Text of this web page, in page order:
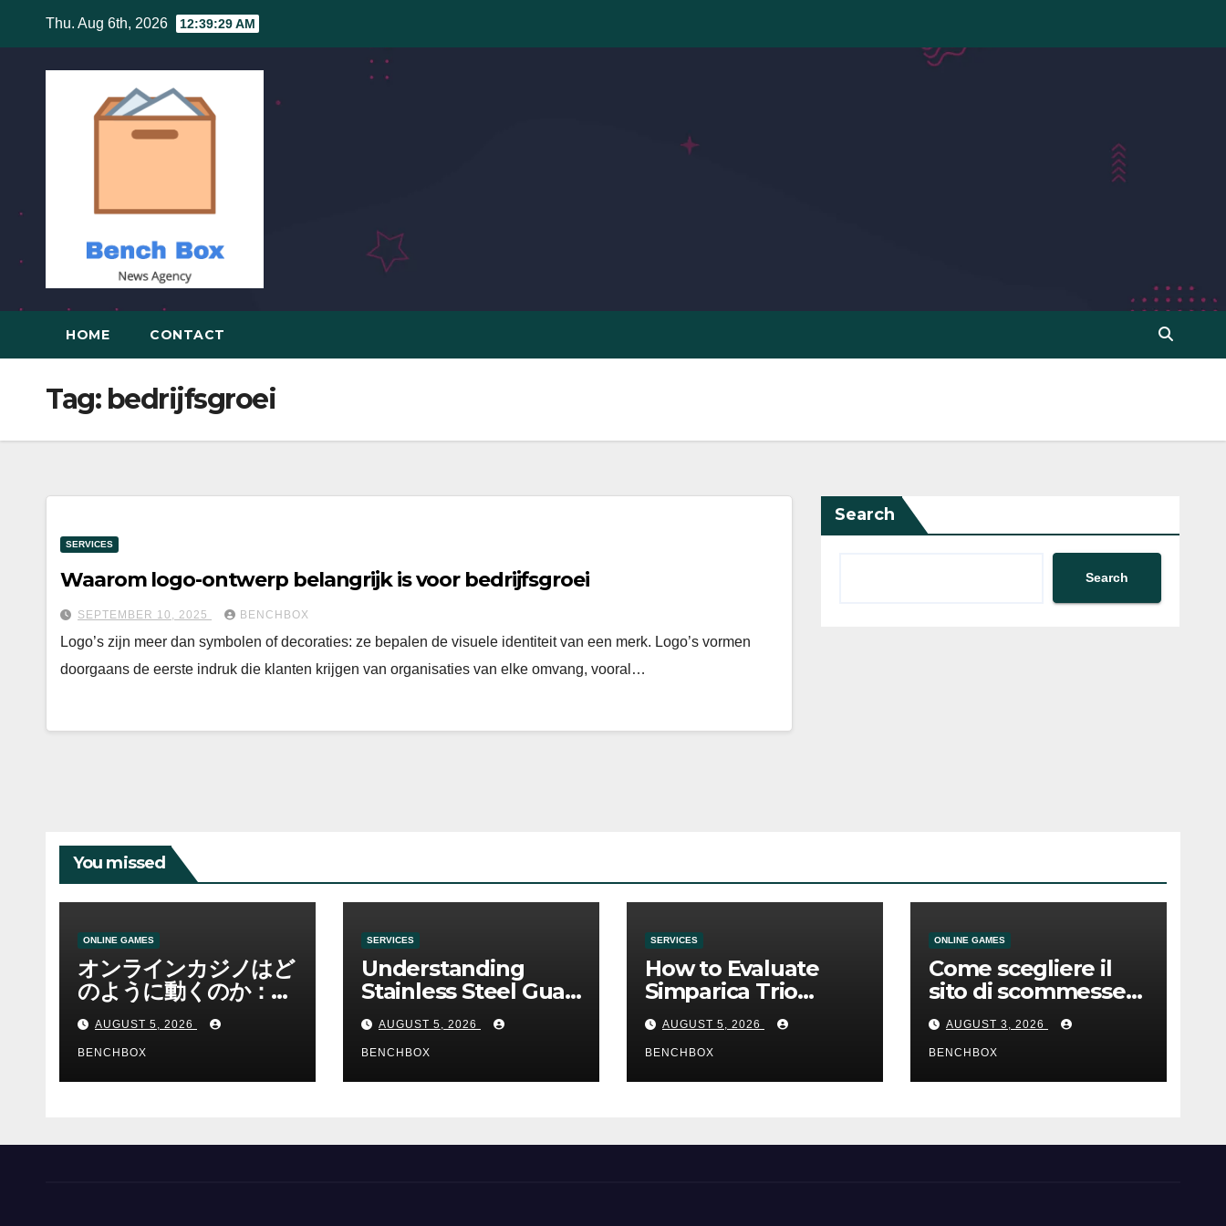
content
Thu. Aug 6th, 2026 12:39:29 AM
HOME CONTACT
Tag: bedrijfsgroei
SERVICES
Waarom logo-ontwerp belangrijk is voor bedrijfsgroei
SEPTEMBER 10, 2025 BENCHBOX
Logo’s zijn meer dan symbolen of decoraties: ze bepalen de visuele identiteit van een merk. Logo’s vormen
doorgaans de eerste indruk die klanten krijgen van organisaties van elke omvang, vooral…
Search
Search
You missed
ONLINE GAMES
オンラインカジノはど
のように動くのか：ゲ
ームと決済の仕組み
AUGUST 5, 2026
BENCHBOX
SERVICES
Understanding
Stainless Steel Gua
Sha Tools
AUGUST 5, 2026
BENCHBOX
SERVICES
How to Evaluate
Simparica Trio
Before Purchase
AUGUST 5, 2026
BENCHBOX
ONLINE GAMES
Come scegliere il
sito di scommesse
giusto
AUGUST 3, 2026
BENCHBOX